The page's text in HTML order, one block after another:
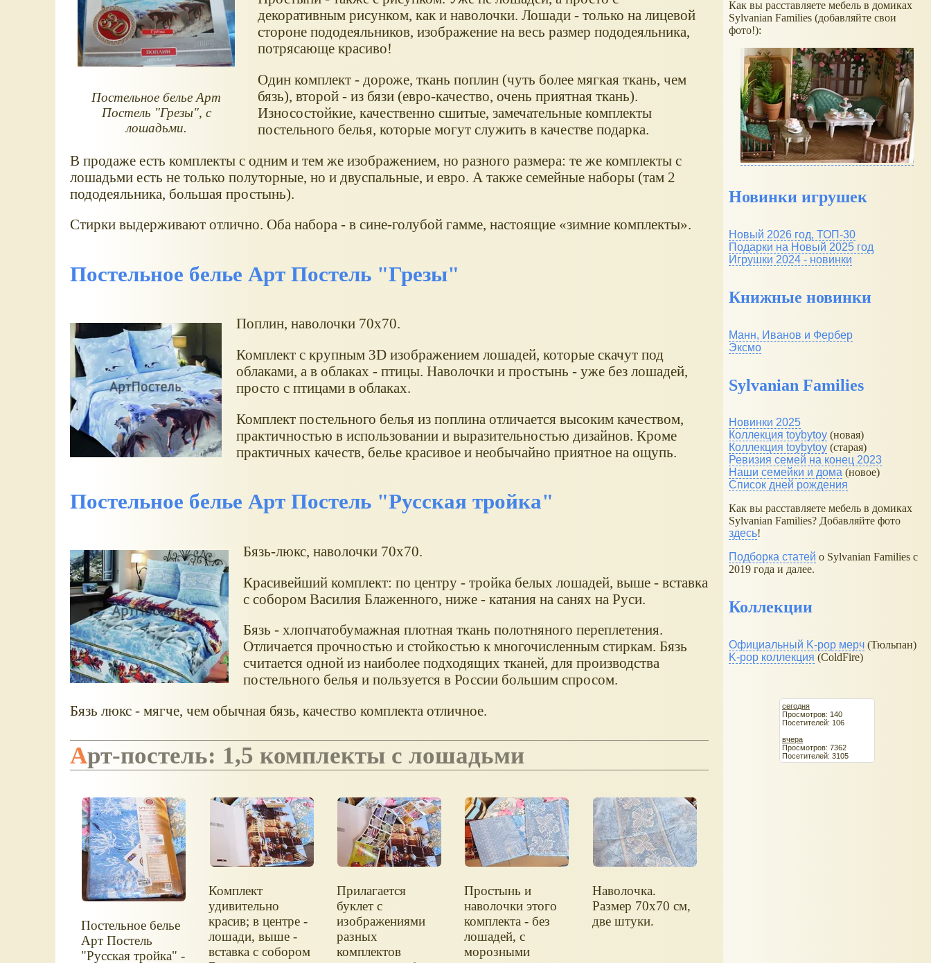
Постельное белье Арт
Постель "Грезы", с
лошадьми.
декоративным рисунком, как и наволочки. Лошади - только на лицевой
стороне пододеяльников, изображение на весь размер пододеяльника,
потрясающе красиво!
Один комплект - дороже, ткань поплин (чуть более мягкая ткань, чем
бязь), второй - из бязи (евро-качество, очень приятная ткань).
Износостойкие, качественно сшитые, замечательные комплекты
постельного белья, которые могут служить в качестве подарка.
В продаже есть комплекты с одним и тем же изображением, но разного размера: те же комплекты с
лошадьми есть не только полуторные, но и двуспальные, и евро. А также семейные наборы (там 2
пододеяльника, большая простынь).
Стирки выдерживают отлично. Оба набора - в сине-голубой гамме, настоящие
зимние комплекты .
Постельное белье Арт Постель "Грезы"
Поплин, наволочки 70х70.
Комплект с крупным 3D изображением лошадей, которые скачут под
облаками, а в облаках - птицы. Наволочки и простынь - уже без лошадей,
просто с птицами в облаках.
Комплект постельного белья из поплина отличается высоким качеством,
практичностью в использовании и выразительностью дизайнов. Кроме
практичных качеств, белье красивое и необычайно приятное на ощупь.
Постельное белье Арт Постель "Русская тройка"
Бязь-люкс, наволочки 70х70.
Красивейший комплект: по центру - тройка белых лошадей, выше - вставка
с собором Василия Блаженного, ниже - катания на санях на Руси.
Бязь - хлопчатобумажная плотная ткань полотняного переплетения.
Отличается прочностью и стойкостью к многочисленным стиркам. Бязь
считается одной из наиболее подходящих тканей, для производства
постельного белья и пользуется в России большим спросом.
Бязь люкс - мягче, чем обычная бязь, качество комплекта отличное.
Арт-постель: 1,5 комплекты с лошадьми
Постельное белье
Арт Постель
"Русская тройка" -
Комплект
удивительно
красив; в центре -
лошади, выше -
вставка с собором
Прилагается
буклет с
изображениями
разных
комплектов
Простынь и
наволочки этого
комплекта - без
лошадей, с
морозными
Наволочка.
Размер 70х70 см,
две штуки.
Как вы расставляете мебель в домиках
Sylvanian Families (добавляйте свои
фото!):
Новинки игрушек
Новый 2026 год, ТОП-30
Подарки на Новый 2025 год
Игрушки 2024 - новинки
Книжные новинки
Манн, Иванов и Фербер
Эксмо
Sylvanian Families
Новинки 2025
Коллекция toybytoy (новая)
Коллекция toybytoy (старая)
Ревизия семей на конец 2023
Наши семейки и дома (новое)
Список дней рождения
Как вы расставляете мебель в домиках
Sylvanian Families? Добавляйте фото
здесь!
Подборка статей о Sylvanian Families с
2019 года и далее.
Коллекции
Официальный K-pop мерч (Тюльпан)
K-pop коллекция (ColdFire)
сегодня
Просмотров: 140
Посетителей: 106
вчера
Просмотров: 7362
Посетителей: 3105